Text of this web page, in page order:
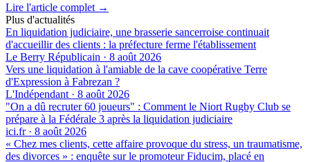
Lire l'article complet →
Plus d'actualités
En liquidation judiciaire, une brasserie sancerroise continuait
d'accueillir des clients : la préfecture ferme l'établissement
Le Berry Républicain · 8 août 2026
Vers une liquidation à l'amiable de la cave coopérative Terre
d'Expression à Fabrezan ?
L'Indépendant · 8 août 2026
"On a dû recruter 60 joueurs" : Comment le Niort Rugby Club se
prépare à la Fédérale 3 après la liquidation judiciaire
ici.fr· 8 août 2026
« Chez mes clients, cette affaire provoque du stress, un traumatisme,
des divorces » : enquête sur le promoteur Fiducim, placé en